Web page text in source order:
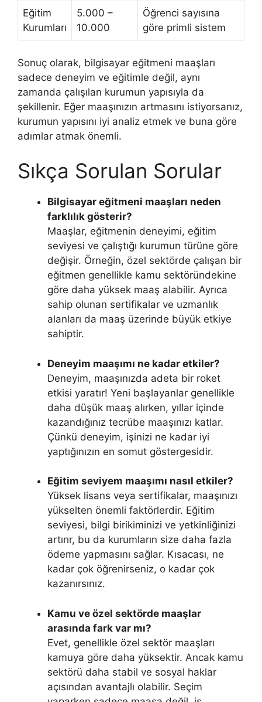
Eğitim
Kurumları
5.000 –
10.000
Öğrenci sayısına
göre primli sistem
Sonuç olarak, bilgisayar eğitmeni maaşları
sadece deneyim ve eğitimle değil, aynı
zamanda çalışılan kurumun yapısıyla da
şekillenir. Eğer maaşınızın artmasını istiyorsanız,
kurumun yapısını iyi analiz etmek ve buna göre
adımlar atmak önemli.
Sıkça Sorulan Sorular
Bilgisayar eğitmeni maaşları neden
farklılık gösterir?
Maaşlar, eğitmenin deneyimi, eğitim
seviyesi ve çalıştığı kurumun türüne göre
değişir. Örneğin, özel sektörde çalışan bir
eğitmen genellikle kamu sektöründekine
göre daha yüksek maaş alabilir. Ayrıca
sahip olunan sertifikalar ve uzmanlık
alanları da maaş üzerinde büyük etkiye
sahiptir.
Deneyim maaşımı ne kadar etkiler?
Deneyim, maaşınızda adeta bir roket
etkisi yaratır! Yeni başlayanlar genellikle
daha düşük maaş alırken, yıllar içinde
kazandığınız tecrübe maaşınızı katlar.
Çünkü deneyim, işinizi ne kadar iyi
yaptığınızın en somut göstergesidir.
Eğitim seviyem maaşımı nasıl etkiler?
Yüksek lisans veya sertifikalar, maaşınızı
yükselten önemli faktörlerdir. Eğitim
seviyesi, bilgi birikiminizi ve yetkinliğinizi
artırır, bu da kurumların size daha fazla
ödeme yapmasını sağlar. Kısacası, ne
kadar çok öğrenirseniz, o kadar çok
kazanırsınız.
Kamu ve özel sektörde maaşlar
arasında fark var mı?
Evet, genellikle özel sektör maaşları
kamuya göre daha yüksektir. Ancak kamu
sektörü daha stabil ve sosyal haklar
açısından avantajlı olabilir. Seçim